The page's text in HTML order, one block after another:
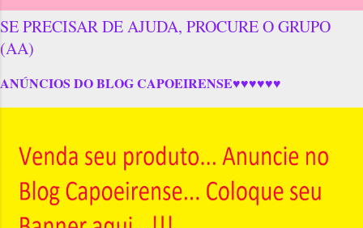
SE PRECISAR DE AJUDA, PROCURE O GRUPO
(AA)
ANÚNCIOS DO BLOG CAPOEIRENSE♥♥♥♥♥♥